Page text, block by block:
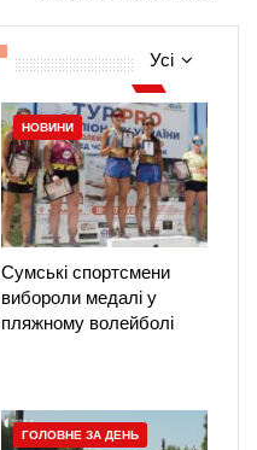
Усі
НОВИНИ
Сумські спортсмени
вибороли медалі у
пляжному волейболі
ГОЛОВНЕ ЗА ДЕНЬ